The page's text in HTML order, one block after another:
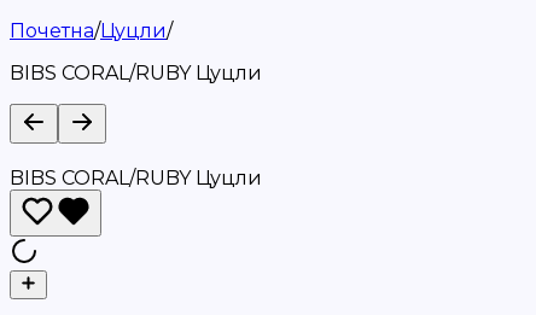
Почетна/Цуцли/
BIBS CORAL/RUBY Цуцли
BIBS CORAL/RUBY Цуцли